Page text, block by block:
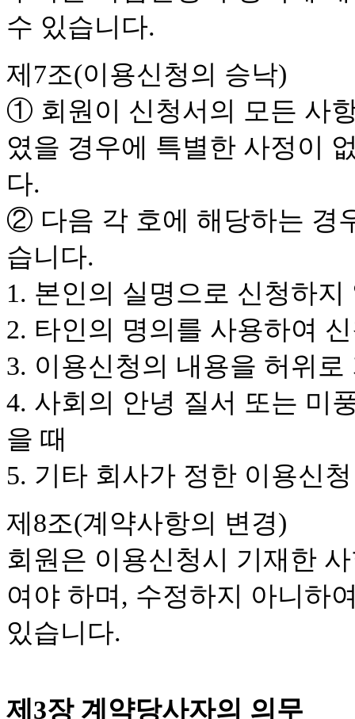
수 있습니다.
제7조(이용신청의 승낙)
① 회원이 신청서의 모든 사
였을 경우에 특별한 사정이
다.
② 다음 각 호에 해당하는 경
습니다.
1. 본인의 실명으로 신청하지
2. 타인의 명의를 사용하여
3. 이용신청의 내용을 허위로
4. 사회의 안녕 질서 또는 미
을 때
5. 기타 회사가 정한 이용신
제8조(계약사항의 변경)
회원은 이용신청시 기재한
여야 하며, 수정하지 아니하
있습니다.
제3장 계약당사자의 의무